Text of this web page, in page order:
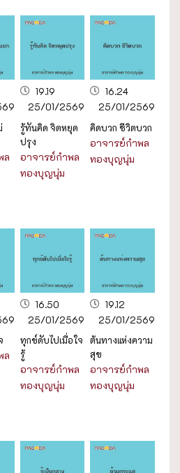
ล
19.19
25/01/2569
รู้ทันคิด จิตหยุด
ปรุง
อาจารย์กำพล
ทองบุญนุ่ม
16.24
25/01/2569
คิดบวก ชีวิตบวก
อาจารย์กำพล
ทองบุญนุ่ม
ล
16.50
25/01/2569
ทุกข์ดับไปเมื่อใจ
รู้
อาจารย์กำพล
ทองบุญนุ่ม
19.12
25/01/2569
ต้นทางแห่งความ
สุข
อาจารย์กำพล
ทองบุญนุ่ม